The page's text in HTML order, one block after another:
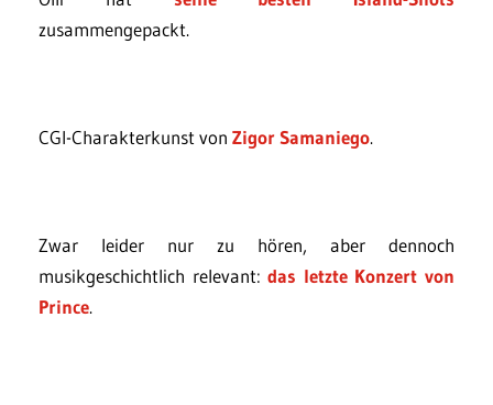
zusammengepackt.
CGI-Charakterkunst von Zigor Samaniego.
Zwar leider nur zu hören, aber dennoch
musikgeschichtlich relevant:das letzte Konzert von
Prince.